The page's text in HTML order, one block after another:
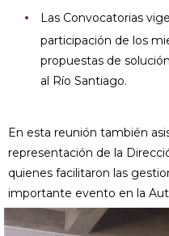
Las Convocatorias
participación de los
propuestas de
al Río Santiago.
En esta reunión también
representación de la
quienes facilitaron las
importante evento en la